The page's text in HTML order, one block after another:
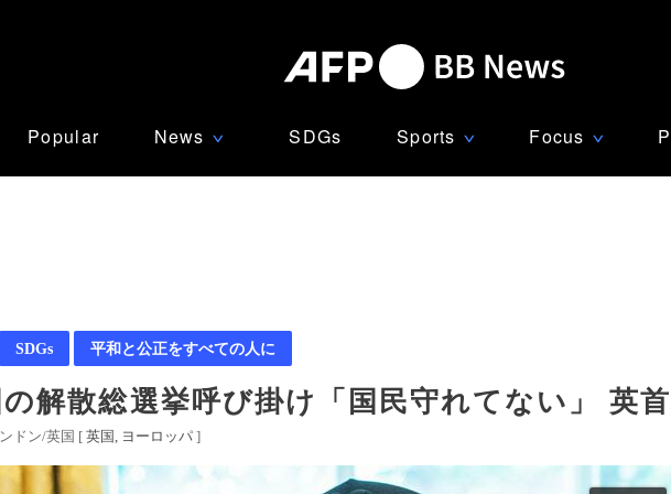
Popular News ∨ SDGs Sports ∨ Focus ∨
SDGs 平和と公正をすべての人に
解散総選挙呼び掛け「国民守れてない」 英
ドン/英国 [英国 ヨーロッパ ]